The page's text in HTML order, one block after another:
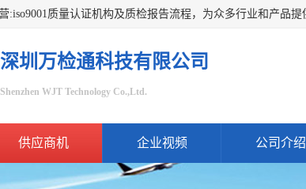
深圳万检通科技有限公司
Shenzhen WJT Technology Co.,Ltd.
供应商机 企业视频 公司介绍